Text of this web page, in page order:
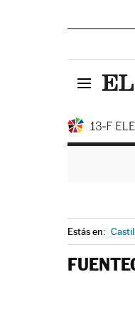
Estás en: